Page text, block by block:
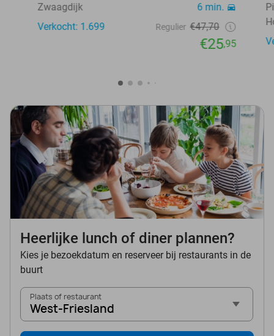
Zwaagdijk
6 min.
Verkocht: 1.699
Regulier €47,70
€25,95
Heerlijke lunch of diner plannen?
Kies je bezoekdatum en reserveer bij restaurants in de
buurt
Plaats of restaurant
West-Friesland